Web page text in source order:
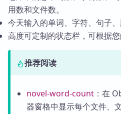
用数和文件数。
今天输入的单词、字符、句子、
高度可定制的状态栏，可根据您
推荐阅读
novel-word-count：在
器窗格中显示每个文件、